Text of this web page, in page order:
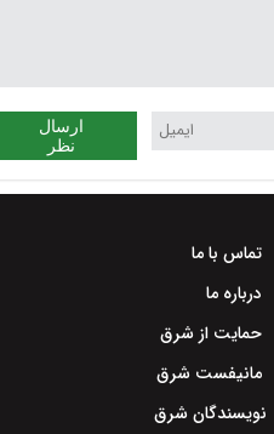
ارسال
نظر
تماس با ما
درباره ما
حمایت از شرق
مانیفست شرق
نویسندگان شرق